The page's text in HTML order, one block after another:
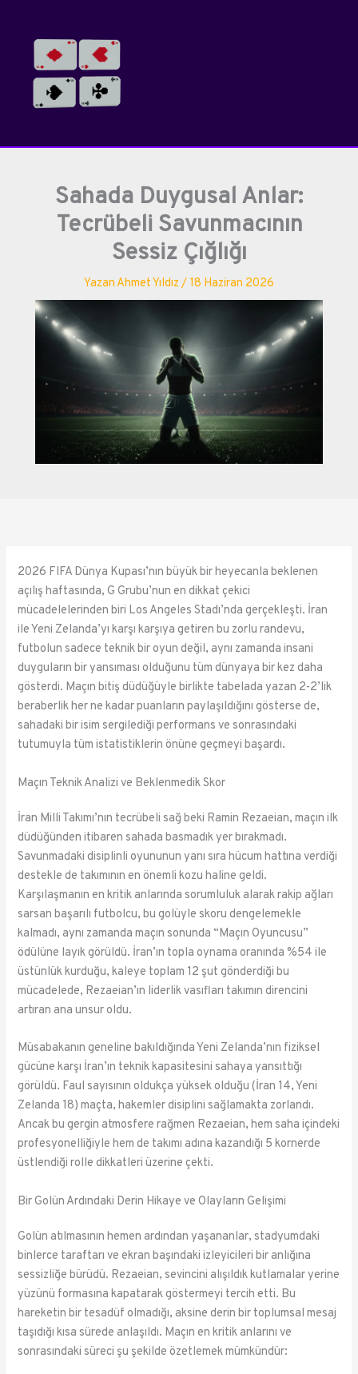
Sahada Duygusal Anlar:
Tecrübeli Savunmacının
Sessiz Çığlığı
Yazan Ahmet Yıldız / 18 Haziran 2026
2026 FIFA Dünya Kupası’nın büyük bir heyecanla beklenen
açılış haftasında, G Grubu’nun en dikkat çekici
mücadelelerinden biri Los Angeles Stadı’nda gerçekleşti. İran
ile Yeni Zelanda’yı karşı karşıya getiren bu zorlu randevu,
futbolun sadece teknik bir oyun değil, aynı zamanda insani
duyguların bir yansıması olduğunu tüm dünyaya bir kez daha
gösterdi. Maçın bitiş düdüğüyle birlikte tabelada yazan 2-2’lik
beraberlik her ne kadar puanların paylaşıldığını gösterse de,
sahadaki bir isim sergilediği performans ve sonrasındaki
tutumuyla tüm istatistiklerin önüne geçmeyi başardı.
Maçın Teknik Analizi ve Beklenmedik Skor
İran Milli Takımı’nın tecrübeli sağ beki Ramin Rezaeian, maçın ilk
düdüğünden itibaren sahada basmadık yer bırakmadı.
Savunmadaki disiplinli oyununun yanı sıra hücum hattına verdiği
destekle de takımının en önemli kozu haline geldi.
Karşılaşmanın en kritik anlarında sorumluluk alarak rakip ağları
sarsan başarılı futbolcu, bu golüyle skoru dengelemekle
kalmadı, aynı zamanda maçın sonunda “Maçın Oyuncusu”
ödülüne layık görüldü. İran’ın topla oynama oranında %54 ile
üstünlük kurduğu, kaleye toplam 12 şut gönderdiği bu
mücadelede, Rezaeian’ın liderlik vasıfları takımın direncini
artıran ana unsur oldu.
Müsabakanın geneline bakıldığında Yeni Zelanda’nın fiziksel
gücüne karşı İran’ın teknik kapasitesini sahaya yansıttığı
görüldü. Faul sayısının oldukça yüksek olduğu (İran 14, Yeni
Zelanda 18) maçta, hakemler disiplini sağlamakta zorlandı.
Ancak bu gergin atmosfere rağmen Rezaeian, hem saha içindeki
profesyonelliğiyle hem de takımı adına kazandığı 5 kornerde
üstlendiği rolle dikkatleri üzerine çekti.
Bir Golün Ardındaki Derin Hikaye ve Olayların Gelişimi
Golün atılmasının hemen ardından yaşananlar, stadyumdaki
binlerce taraftarı ve ekran başındaki izleyicileri bir anlığına
sessizliğe bürüdü. Rezaeian, sevincini alışıldık kutlamalar yerine
yüzünü formasına kapatarak göstermeyi tercih etti. Bu
hareketin bir tesadüf olmadığı, aksine derin bir toplumsal mesaj
taşıdığı kısa sürede anlaşıldı. Maçın en kritik anlarını ve
sonrasındaki süreci şu şekilde özetlemek mümkündür: